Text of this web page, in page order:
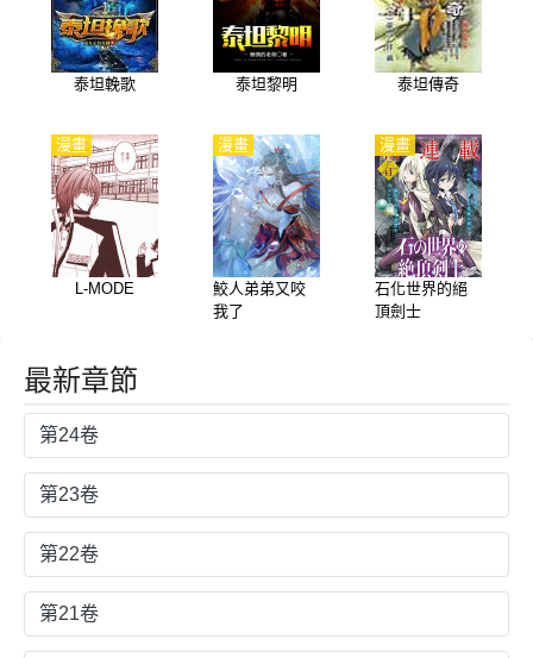
泰坦輓歌 泰坦黎明 泰坦傳奇
L-MODE
漫畫
鮫人弟弟又咬
我了
漫畫
石化世界的絕
頂劍士
漫畫
最新章節
第24卷
第23卷
第22卷
第21卷